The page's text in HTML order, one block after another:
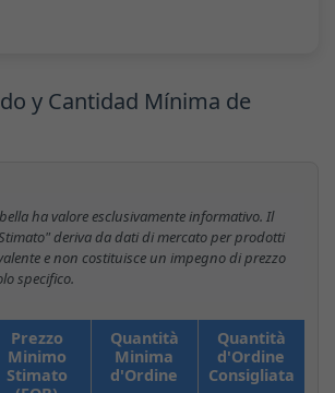
y Cantidad Mínima de
ha valore esclusivamente informativo. Il
deriva da dati di mercato per prodotti
e non costituisce un impegno di prezzo
specifico.
Prezzo
Minimo
Stimato
Quantità
Minima
d'Ordine
Quantità
d'Ordine
Consigliata